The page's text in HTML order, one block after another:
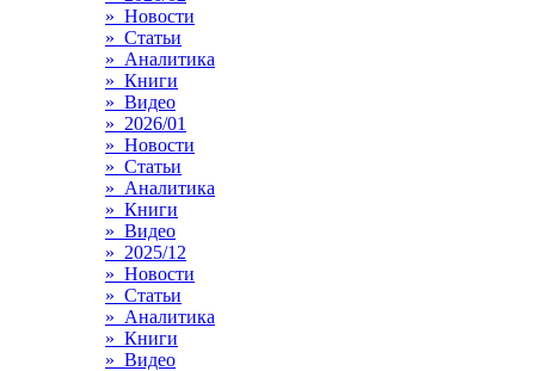
» Новости
» Статьи
» Аналитика
» Книги
» Видео
» 2026/01
» Новости
» Статьи
» Аналитика
» Книги
» Видео
» 2025/12
» Новости
» Статьи
» Аналитика
» Книги
» Видео